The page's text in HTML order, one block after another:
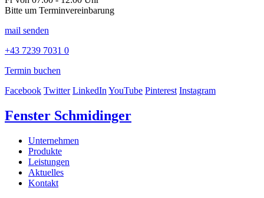
Bitte um Terminvereinbarung
mail senden
+43 7239 7031 0
Termin buchen
Facebook Twitter LinkedInYouTube Pinterest Instagram
Fenster Schmidinger
Unternehmen
Produkte
Leistungen
Aktuelles
Kontakt